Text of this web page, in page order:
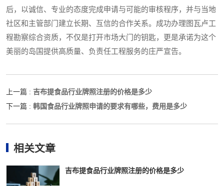
后，以诚信、专业的态度完成申请与可能的审核程序，并与当地
社区和主管部门建立长期、互信的合作关系。成功办理图瓦卢工
程勘察综合资质，不仅是打开市场大门的钥匙，更是承诺为这个
美丽的岛国提供高质量、负责任工程服务的庄严宣告。
上一篇 : 吉布提食品行业牌照注册的价格是多少
下一篇 : 韩国食品行业牌照申请的要求有哪些，费用是多少
相关文章
吉布提食品行业牌照注册的价格是多少